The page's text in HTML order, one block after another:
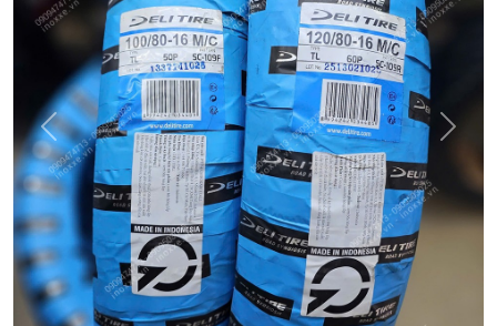
Quay
Lại
Tiếp
theo